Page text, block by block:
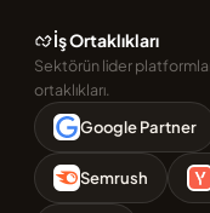
İş Ortaklıkları
Sektörün lider
ortaklıkları.
Google Partner
Semrush